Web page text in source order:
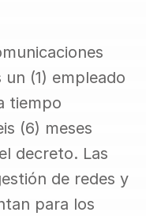
(1) empleado
tiempo
(6) meses
decreto. Las
de redes y
para los